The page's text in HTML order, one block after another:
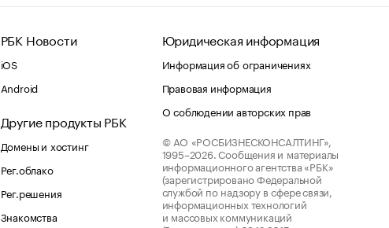
РБК Новости
iOS
Android
Другие продукты РБК
Домены и хостинг
Рег.облако
Рег.решения
Знакомства
Юридическая информация
Информация об ограничениях
Правовая информация
О соблюдении авторских прав
© АО «РОСБИЗНЕСКОНСАЛТИНГ»,
1995–2026. Сообщения и материалы
информационного агентства «РБК»
(зарегистрировано Федеральной
службой по надзору в сфере связи,
информационных технологий
и массовых коммуникаций